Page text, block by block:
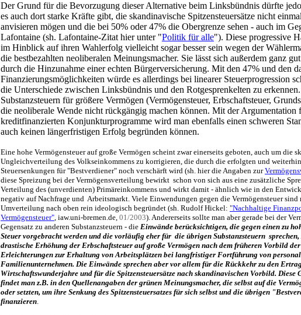
Der Grund für die Bevorzugung dieser Alternative beim Linksbündnis dürfte
es auch dort starke Kräfte gibt, die skandinavische Spitzensteuersätze nicht
anvisieren mögen und die bei 50% oder 47% die Obergrenze sehen - auch im
Lafontaine (sh. Lafontaine-Zitat hier unter "Politik für alle"). Diese progressive
im Hinblick auf ihren Wahlerfolg vielleicht sogar besser sein wegen der
die bestbezahlten neoliberalen Meinungsmacher. Sie lässt sich außerdem ganz
durch die Hinzunahme einer echten Bürgerversicherung. Mit den 47% und den
Finanzierungsmöglichkeiten würde es allerdings bei linearer Steuerprogression
die Unterschiede zwischen Linksbündnis und den Rotgesprenkelten zu
Substanzsteuern für größere Vermögen (Vermögensteuer, Erbschaftsteuer,
die neoliberale Wende nicht rückgängig machen können. Mit der Argumentation
kreditfinanzierten Konjunkturprogramme wird man ebenfalls einen schweren
auch keinen längerfristigen Erfolg begründen können.
Eine hohe Vermögensteuer auf große Vermögen scheint zwar einerseits geboten, auch um die
Ungleichverteilung des Volkseinkommens zu korrigieren, die durch die erfolgten und
Steuersenkungen für "Bestverdiener" noch verschärft wird (sh. hier die Angaben zur
diese Spreizung bei der Vermögensverteilung bewirkt schon von sich aus eine zusätzliche
Verteilung des (unverdienten) Primäreinkommens und wirkt damit - ähnlich wie in den
negativ auf Nachfrage und Arbeitsmarkt. Viele Einwendungen gegen die Vermögensteuer sind
Umverteilung nach oben rein ideologisch begründet (sh. Rudolf Hickel: "Nachhaltige
Vermögensteuer", iaw.uni-bremen.de, 01/2003). Andererseits sollte man aber gerade bei der
Gegensatz zu anderen Substanzsteuern - die Einwände berücksichtigen, die gegen einen zu
Steuer vorgebracht werden und die vorläufig eher für die übrigen Substanzsteuern sprechen,
drastische Erhöhung der Erbschaftsteuer auf große Vermögen nach dem früheren Vorbild
Erleichterungen zur Erhaltung von Arbeitsplätzen bei langfristiger Fortführung von
Familienunternehmen. Die Einwände sprechen aber vor allem für die Rückkehr zu den
Wirtschaftswunderjahre und für die Spitzensteuersätze nach skandinavischen Vorbild. Diese
findet man z.B. in den Quellenangaben der grünen Meinungsmacher, die selbst auf die
oder setzten, um ihre Senkung des Spitzensteuersatzes für sich selbst und die übrigen
finanzieren.